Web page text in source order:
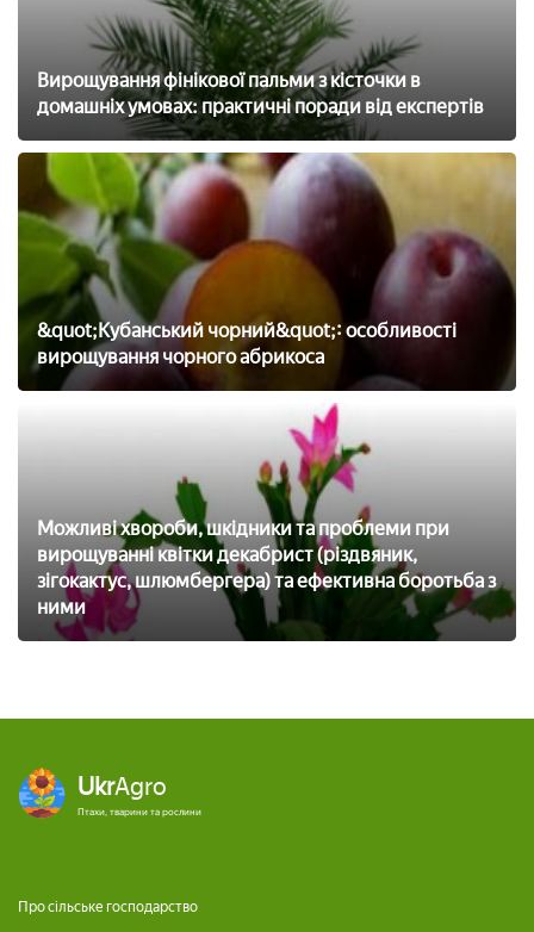
Вирощування фінікової пальми з кісточки в
домашніх умовах: практичні поради від експертів
&quot;Кубанський чорний&quot;: особливості
вирощування чорного абрикоса
Можливі хвороби, шкідники та проблеми при
вирощуванні квітки декабрист (різдвяник,
зігокактус, шлюмбергера) та ефективна боротьба з
ними
UkrAgro
Птахи, тварини та рослини
Про сільське господарство